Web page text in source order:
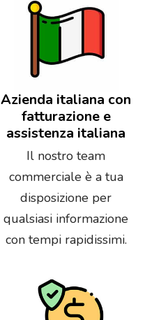
Azienda italiana con
fatturazione e
assistenza italiana
Il nostro team
commerciale è a tua
disposizione per
qualsiasi informazione
con tempi rapidissimi.